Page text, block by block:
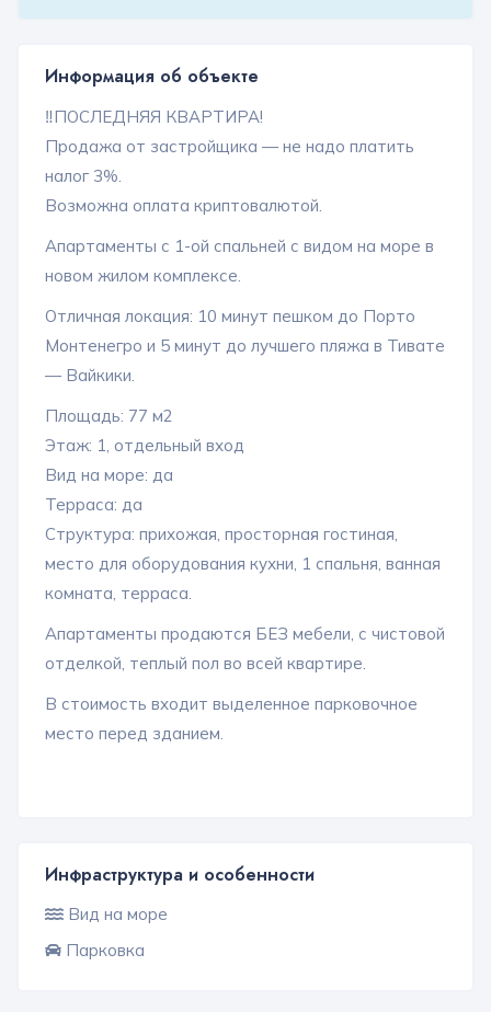
Информация об объекте
‼️ПОСЛЕДНЯЯ КВАРТИРА!
Продажа от застройщика — не надо платить
налог 3%.
Возможна оплата криптовалютой.
Апартаменты с 1-ой спальней с видом на море в
новом жилом комплексе.
Отличная локация: 10 минут пешком до Порто
Монтенегро и 5 минут до лучшего пляжа в Тивате
— Вайкики.
Площадь: 77 м2
Этаж: 1, отдельный вход
Вид на море: да
Терраса: да
Структура: прихожая, просторная гостиная,
место для оборудования кухни, 1 спальня, ванная
комната, терраса.
Апартаменты продаются БЕЗ мебели, с чистовой
отделкой, теплый пол во всей квартире.
В стоимость входит выделенное парковочное
место перед зданием.
Инфраструктура и особенности
Вид на море
Парковка